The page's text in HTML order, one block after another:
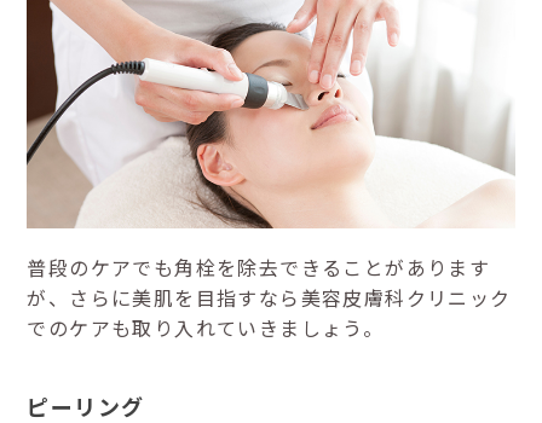
普段のケアでも角栓を除去できることがあります
が、さらに美肌を目指すなら美容皮膚科クリニック
でのケアも取り入れていきましょう。
ピーリング